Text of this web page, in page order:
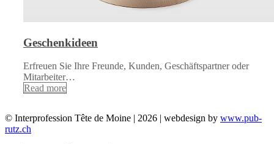
Geschenkideen
Erfreuen Sie Ihre Freunde, Kunden, Geschäftspartner oder
Mitarbeiter…
Read more
© Interprofession Tête de Moine | 2026 | webdesign by www.pub-
rutz.ch